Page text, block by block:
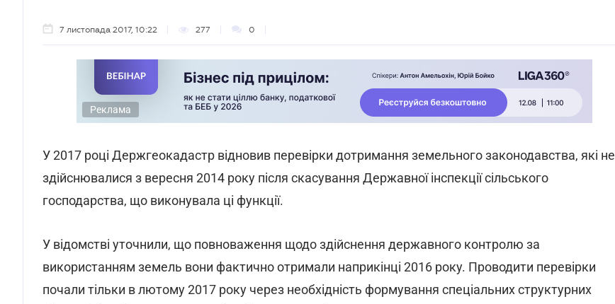
7 листопада 2017, 10:22 277 0
Реклама
У 2017 році Держгеокадастр відновив перевірки дотримання земельного законодавства, які не
здійснювалися з вересня 2014 року після скасування Державної інспекції сільського
господарства, що виконувала ці функції.
У відомстві уточнили, що повноваження щодо здійснення державного контролю за
використанням земель вони фактично отримали наприкінці 2016 року. Проводити перевірки
почали тільки в лютому 2017 року через необхідність формування спеціальних структурних